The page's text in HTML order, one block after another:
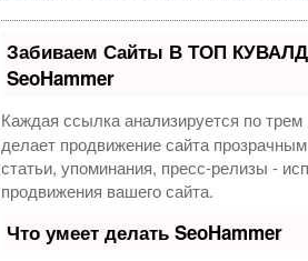
Забиваем Сайты В ТОП
SeoHammer
Каждая ссылка анализируется по
делает продвижение сайта
статьи, упоминания, пресс-релизы -
продвижения вашего сайта.
Что умеет делать SeoHammer